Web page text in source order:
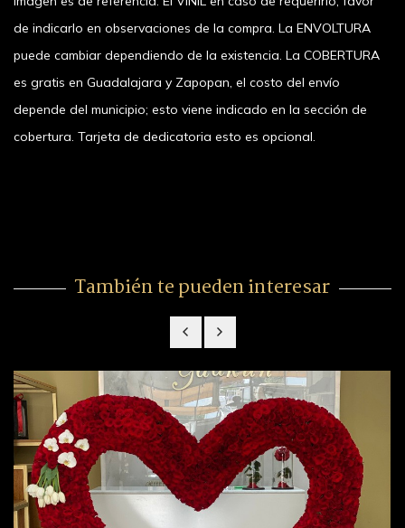
de indicarlo en observaciones de la compra. La ENVOLTURA
puede cambiar dependiendo de la existencia. La COBERTURA
es gratis en Guadalajara y Zapopan, el costo del envío
depende del municipio; esto viene indicado en la sección de
cobertura. Tarjeta de dedicatoria esto es opcional.
También te pueden interesar